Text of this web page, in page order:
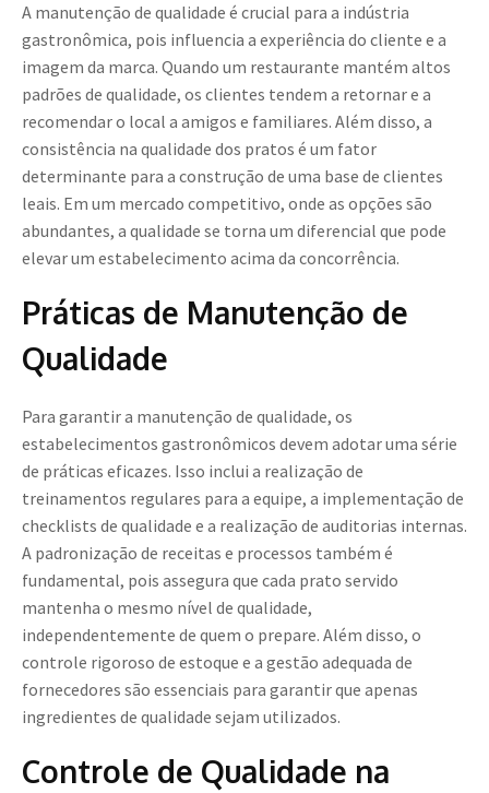
A manutenção de qualidade é crucial para a indústria
gastronômica, pois influencia a experiência do cliente e a
imagem da marca. Quando um restaurante mantém altos
padrões de qualidade, os clientes tendem a retornar e a
recomendar o local a amigos e familiares. Além disso, a
consistência na qualidade dos pratos é um fator
determinante para a construção de uma base de clientes
leais. Em um mercado competitivo, onde as opções são
abundantes, a qualidade se torna um diferencial que pode
elevar um estabelecimento acima da concorrência.
Práticas de Manutenção de
Qualidade
Para garantir a manutenção de qualidade, os
estabelecimentos gastronômicos devem adotar uma série
de práticas eficazes. Isso inclui a realização de
treinamentos regulares para a equipe, a implementação de
checklists de qualidade e a realização de auditorias internas.
A padronização de receitas e processos também é
fundamental, pois assegura que cada prato servido
mantenha o mesmo nível de qualidade,
independentemente de quem o prepare. Além disso, o
controle rigoroso de estoque e a gestão adequada de
fornecedores são essenciais para garantir que apenas
ingredientes de qualidade sejam utilizados.
Controle de Qualidade na